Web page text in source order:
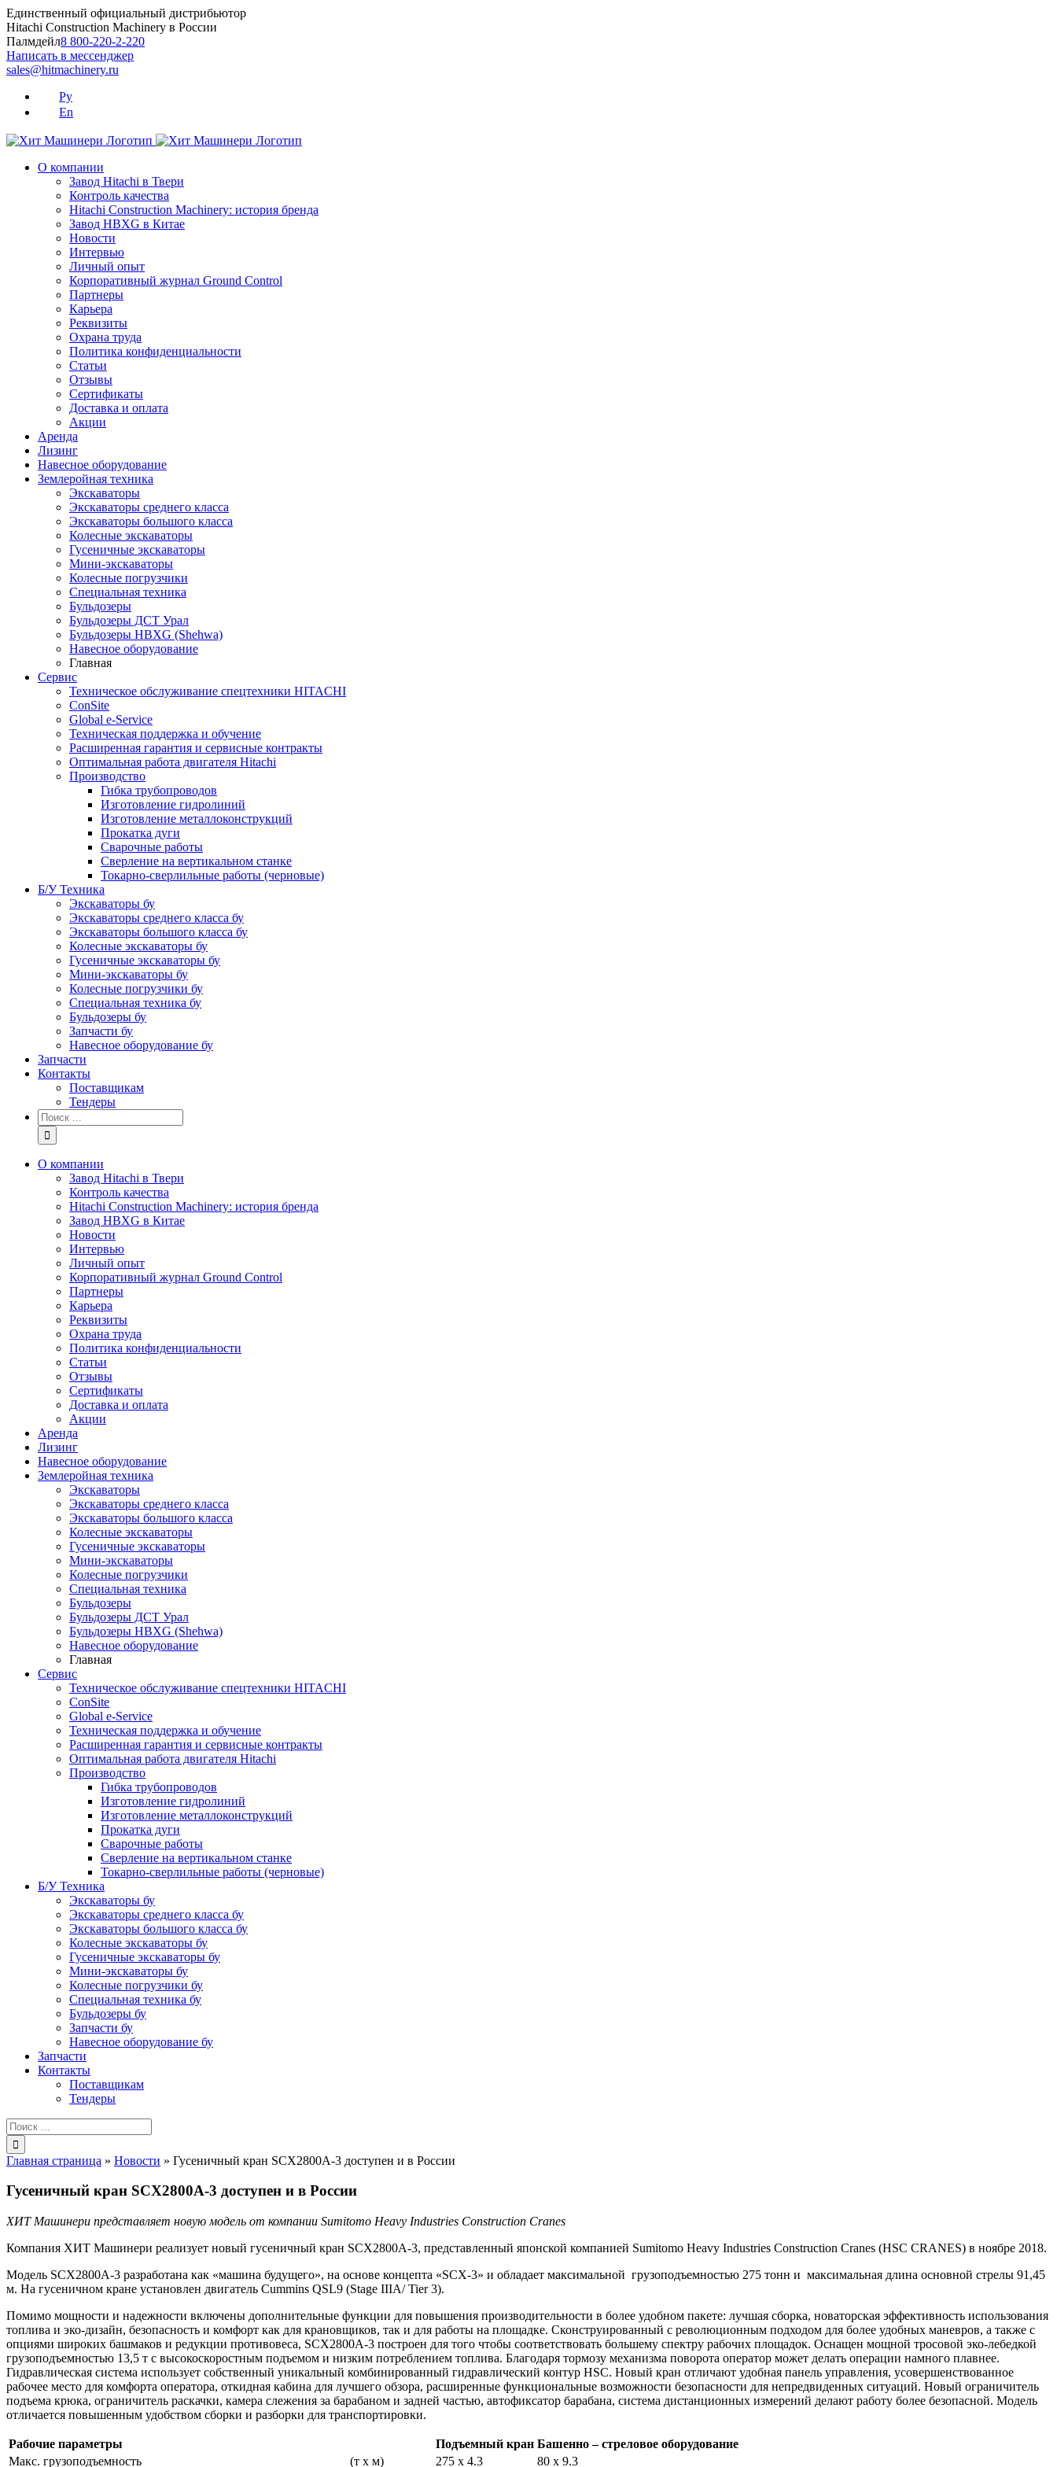
Skip
to
content
Единственный официальный дистрибьютор
Hitachi Construction Machinery в России
Палмдейл8 800-220-2-220
Написать в мессенджер
sales@hitmachinery.ru
Ру
En
О компании
Завод Hitachi в Твери
Контроль качества
Hitachi Construction Machinery: история бренда
Завод HBXG в Китае
Новости
Интервью
Личный опыт
Корпоративный журнал Ground Control
Партнеры
Карьера
Реквизиты
Охрана труда
Политика конфиденциальности
Статьи
Отзывы
Сертификаты
Доставка и оплата
Акции
Аренда
Лизинг
Навесное оборудование
Землеройная техника
Экскаваторы
Экскаваторы среднего класса
Экскаваторы большого класса
Колесные экскаваторы
Гусеничные экскаваторы
Мини-экскаваторы
Колесные погрузчики
Специальная техника
Бульдозеры
Бульдозеры ДСТ Урал
Бульдозеры HBXG (Shehwa)
Навесное оборудование
Главная
Сервис
Техническое обслуживание спецтехники HITACHI
ConSite
Global e-Service
Техническая поддержка и обучение
Расширенная гарантия и сервисные контракты
Оптимальная работа двигателя Hitachi
Производство
Гибка трубопроводов
Изготовление гидролиний
Изготовление металлоконструкций
Прокатка дуги
Сварочные работы
Сверление на вертикальном станке
Токарно-сверлильные работы (черновые)
Б/У Техника
Экскаваторы бу
Экскаваторы среднего класса бу
Экскаваторы большого класса бу
Колесные экскаваторы бу
Гусеничные экскаваторы бу
Мини-экскаваторы бу
Колесные погрузчики бу
Специальная техника бу
Бульдозеры бу
Запчасти бу
Навесное оборудование бу
Запчасти
Контакты
Поставщикам
Тендеры
Результат
поиска:
О компании
Завод Hitachi в Твери
Контроль качества
Hitachi Construction Machinery: история бренда
Завод HBXG в Китае
Новости
Интервью
Личный опыт
Корпоративный журнал Ground Control
Партнеры
Карьера
Реквизиты
Охрана труда
Политика конфиденциальности
Статьи
Отзывы
Сертификаты
Доставка и оплата
Акции
Аренда
Лизинг
Навесное оборудование
Землеройная техника
Экскаваторы
Экскаваторы среднего класса
Экскаваторы большого класса
Колесные экскаваторы
Гусеничные экскаваторы
Мини-экскаваторы
Колесные погрузчики
Специальная техника
Бульдозеры
Бульдозеры ДСТ Урал
Бульдозеры HBXG (Shehwa)
Навесное оборудование
Главная
Сервис
Техническое обслуживание спецтехники HITACHI
ConSite
Global e-Service
Техническая поддержка и обучение
Расширенная гарантия и сервисные контракты
Оптимальная работа двигателя Hitachi
Производство
Гибка трубопроводов
Изготовление гидролиний
Изготовление металлоконструкций
Прокатка дуги
Сварочные работы
Сверление на вертикальном станке
Токарно-сверлильные работы (черновые)
Б/У Техника
Экскаваторы бу
Экскаваторы среднего класса бу
Экскаваторы большого класса бу
Колесные экскаваторы бу
Гусеничные экскаваторы бу
Мини-экскаваторы бу
Колесные погрузчики бу
Специальная техника бу
Бульдозеры бу
Запчасти бу
Навесное оборудование бу
Запчасти
Контакты
Поставщикам
Тендеры
Результат
поиска:
Главная страница » Новости » Гусеничный кран SCX2800A-3 доступен и в России
Гусеничный кран SCX2800A-3 доступен и в России
ХИТ Машинери представляет новую модель от компании Sumitomo Heavy Industries Construction Cranes
Компания ХИТ Машинери реализует новый гусеничный кран SCX2800A-3, представленный японской компанией Sumitomo Heavy Industries Construction Cranes (HSC CRANES) в ноябре 2018.
Модель SCX2800A-3 разработана как «машина будущего», на основе концепта «SCX-3» и обладает максимальной грузоподъемностью 275 тонн и максимальная длина основной стрелы 91,45
м. На гусеничном кране установлен двигатель Cummins QSL9 (Stage IIIA/ Tier 3).
Помимо мощности и надежности включены дополнительные функции для повышения производительности в более удобном пакете: лучшая сборка, новаторская эффективность использования
топлива и эко-дизайн, безопасность и комфорт как для крановщиков, так и для работы на площадке. Сконструированный с революционным подходом для более удобных маневров, а также с
опциями широких башмаков и редукции противовеса, SCX2800A-3 построен для того чтобы соответствовать большему спектру рабочих площадок. Оснащен мощной тросовой эко-лебедкой
грузоподъемностью 13,5 т с высокоскоростным подъемом и низким потреблением топлива. Благодаря тормозу механизма поворота оператор может делать операции намного плавнее.
Гидравлическая система использует собственный уникальный комбинированный гидравлический контур HSC. Новый кран отличают удобная панель управления, усовершенствованное
рабочее место для комфорта оператора, откидная кабина для лучшего обзора, расширенные функциональные возможности безопасности для непредвиденных ситуаций. Новый ограничитель
подъема крюка, ограничитель раскачки, камера слежения за барабаном и задней частью, автофиксатор барабана, система дистанционных измерений делают работу более безопасной. Модель
отличается повышенным удобством сборки и разборки для транспортировки.
Рабочие параметры Подъемный кран Башенно – стреловое оборудование
Макс. грузоподъемность
(т х м) 275 x 4.3
80 x 9.3